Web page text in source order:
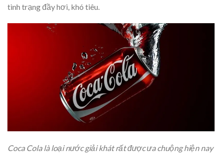
tình trạng đầy hơi, khó tiêu.
Coca Cola là loại nước giải khát rất được ưa chuộng hiện nay